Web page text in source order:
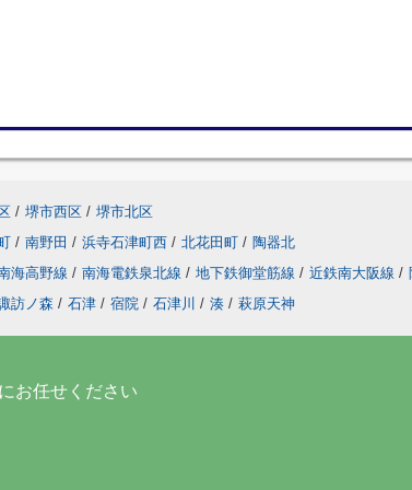
/ 堺市西区 / 堺市北区
/ 南野田 / 浜寺石津町西 / 北花田町 / 陶器北
海高野線 / 南海電鉄泉北線 / 地下鉄御堂筋線 / 近鉄南大阪線 /
訪ノ森 / 石津 / 宿院 / 石津川 / 湊 / 萩原天神
お任せください